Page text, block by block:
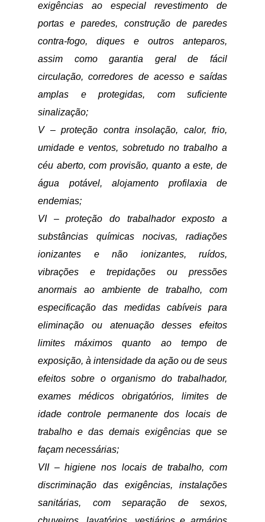
exigências ao especial revestimento de
portas e paredes, construção de paredes
contra-fogo, diques e outros anteparos,
assim como garantia geral de fácil
circulação, corredores de acesso e saídas
amplas e protegidas, com suficiente
sinalização;
V – proteção contra insolação, calor, frio,
umidade e ventos, sobretudo no trabalho a
céu aberto, com provisão, quanto a este, de
água potável, alojamento profilaxia de
endemias;
VI – proteção do trabalhador exposto a
substâncias químicas nocivas, radiações
ionizantes e não ionizantes, ruídos,
vibrações e trepidações ou pressões
anormais ao ambiente de trabalho, com
especificação das medidas cabíveis para
eliminação ou atenuação desses efeitos
limites máximos quanto ao tempo de
exposição, à intensidade da ação ou de seus
efeitos sobre o organismo do trabalhador,
exames médicos obrigatórios, limites de
idade controle permanente dos locais de
trabalho e das demais exigências que se
façam necessárias;
VII – higiene nos locais de trabalho, com
discriminação das exigências, instalações
sanitárias, com separação de sexos,